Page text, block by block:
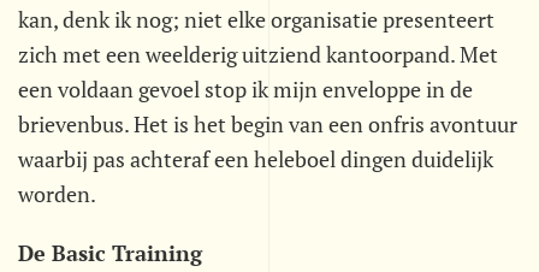
kan, denk ik nog; niet elke organisatie presenteert
zich met een weelderig uitziend kantoorpand. Met
een voldaan gevoel stop ik mijn enveloppe in de
brievenbus. Het is het begin van een onfris avontuur
waarbij pas achteraf een heleboel dingen duidelijk
worden.
De Basic Training